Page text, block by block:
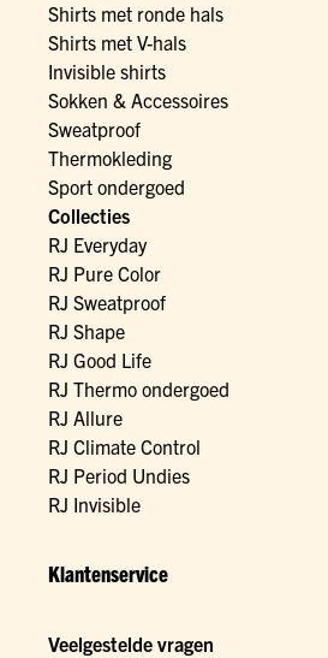
Shirts met ronde hals
Shirts met V-hals
Invisible shirts
Sokken & Accessoires
Sweatproof
Thermokleding
Sport ondergoed
Collecties
RJ Everyday
RJ Pure Color
RJ Sweatproof
RJ Shape
RJ Good Life
RJ Thermo ondergoed
RJ Allure
RJ Climate Control
RJ Period Undies
RJ Invisible
Klantenservice
Veelgestelde vragen